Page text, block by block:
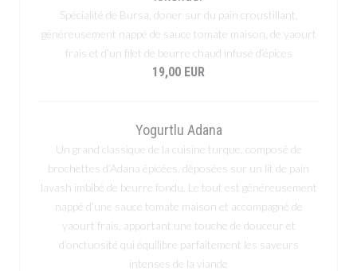
Spécialité de Bursa, doner sur du pain croustillant,
généreusement nappé de sauce tomate maison, de yaourt
frais et d’un filet de beurre chaud infusé d’épices
19,00 EUR
Yogurtlu Adana
Un grand classique de la cuisine turque, composé de
brochettes d’Adana épicées, déposées sur un lit de pain
lavash imbibé de beurre fondu. Le tout est généreusement
nappé d’une sauce tomate maison et accompagné de
yaourt frais, apportant une touche de douceur et
d’onctuosité qui équilibre parfaitement les saveurs
intenses de la viande